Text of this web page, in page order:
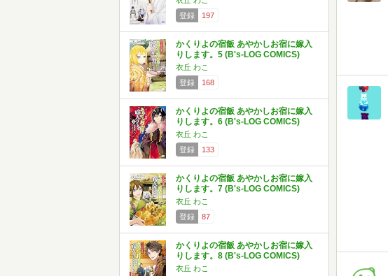
登録
197
かくりよの宿飯 あやかしお宿に嫁入
りします。5 (B's-LOG COMICS)
衣丘 わこ
登録
168
かくりよの宿飯 あやかしお宿に嫁入
りします。6 (B's-LOG COMICS)
衣丘 わこ
登録
133
かくりよの宿飯 あやかしお宿に嫁入
りします。7 (B's-LOG COMICS)
衣丘 わこ
登録
87
かくりよの宿飯 あやかしお宿に嫁入
りします。8 (B's-LOG COMICS)
衣丘 わこ